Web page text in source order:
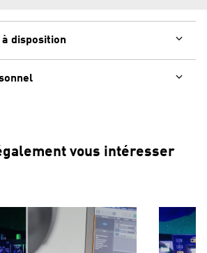
à disposition
vous intéresser